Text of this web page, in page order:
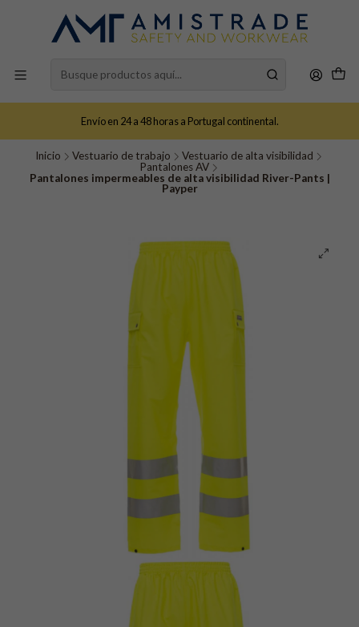
Envío en 24 a 48 horas a Portugal continental.
Inicio Vestuario de trabajo
Vestuario de alta visibilidad
Pantalones AV
Pantalones impermeables de alta visibilidad River-Pants |
Payper